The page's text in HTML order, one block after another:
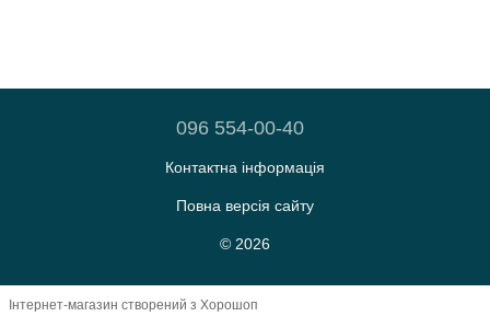
096 554-00-40
Контактна інформація
Повна версія сайту
© 2026
Інтернет-магазин створений з Хорошоп